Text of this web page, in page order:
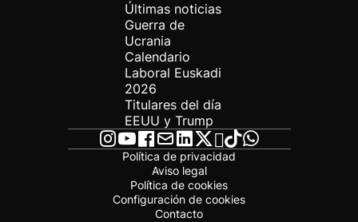
Últimas noticias
Guerra de
Ucrania
Calendario
Laboral Euskadi
2026
Titulares del día
EEUU y Trump
Política de privacidad
Aviso legal
Política de cookies
Configuración de cookies
Contacto